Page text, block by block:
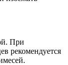
При
рекомендуется